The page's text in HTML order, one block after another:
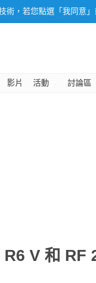
術，若您點選「我同意
影片 活動 討論區
V 和 RF